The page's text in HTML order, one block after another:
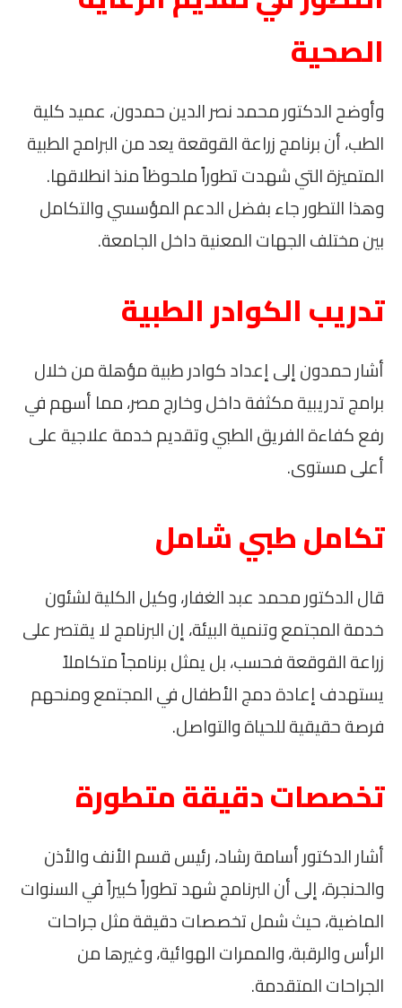
الصحية
وأوضح الدكتور محمد نصر الدين حمدون، عميد كلية
الطب، أن برنامج زراعة القوقعة يعد من البرامج الطبية
المتميزة التي شهدت تطوراً ملحوظاً منذ انطلاقها.
وهذا التطور جاء بفضل الدعم المؤسسي والتكامل
بين مختلف الجهات المعنية داخل الجامعة.
تدريب الكوادر الطبية
أشار حمدون إلى إعداد كوادر طبية مؤهلة من خلال
برامج تدريبية مكثفة داخل وخارج مصر، مما أسهم في
رفع كفاءة الفريق الطبي وتقديم خدمة علاجية على
أعلى مستوى.
تكامل طبي شامل
قال الدكتور محمد عبد الغفار، وكيل الكلية لشئون
خدمة المجتمع وتنمية البيئة، إن البرنامج لا يقتصر على
زراعة القوقعة فحسب، بل يمثل برنامجاً متكاملاً
يستهدف إعادة دمج الأطفال في المجتمع ومنحهم
فرصة حقيقية للحياة والتواصل.
تخصصات دقيقة متطورة
أشار الدكتور أسامة رشاد، رئيس قسم الأنف والأذن
والحنجرة، إلى أن البرنامج شهد تطوراً كبيراً في السنوات
الماضية، حيث شمل تخصصات دقيقة مثل جراحات
الرأس والرقبة، والممرات الهوائية، وغيرها من
الجراحات المتقدمة.